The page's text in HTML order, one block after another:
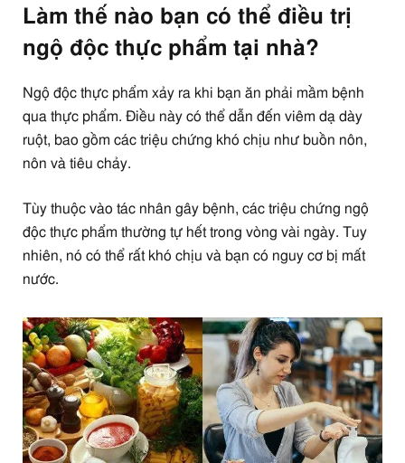
Làm thế nào bạn có thể điều trị
ngộ độc thực phẩm tại nhà?
Ngộ độc thực phẩm xảy ra khi bạn ăn phải mầm bệnh
qua thực phẩm. Điều này có thể dẫn đến viêm dạ dày
ruột, bao gồm các triệu chứng khó chịu như buồn nôn,
nôn và tiêu chảy.
Tùy thuộc vào tác nhân gây bệnh, các triệu chứng ngộ
độc thực phẩm thường tự hết trong vòng vài ngày. Tuy
nhiên, nó có thể rất khó chịu và bạn có nguy cơ bị mất
nước.